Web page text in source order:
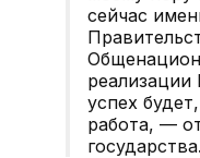
сейчас
реализации
успех
работа, —
государства.